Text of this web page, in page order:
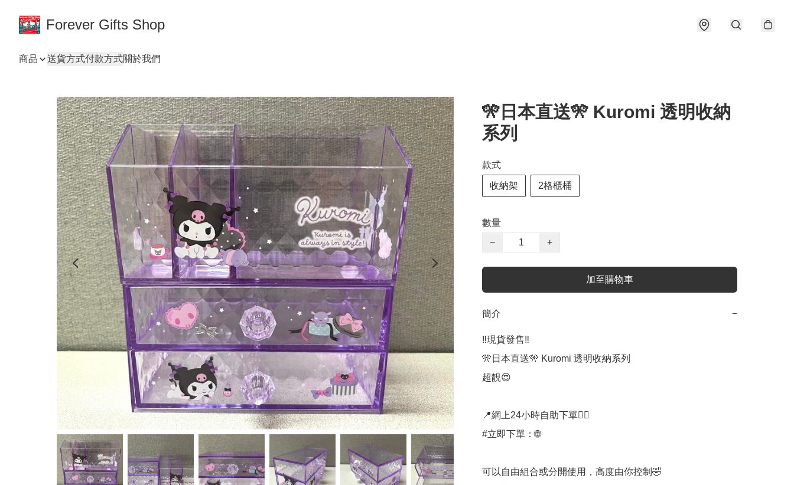
Forever Gifts Shop
商品 送貨方式付款方式關於我們
🎌日本直送🎌 Kuromi 透明收納
系列
款式
收納架 2格櫃桶
數量
−
+
加至購物車
簡介 −
‼️現貨發售‼️
🎌日本直送🎌 Kuromi 透明收納系列
超靚😍
📍網上24小時自助下單👍🏻
#立即下單：🌐
可以自由組合或分開使用，高度由你控制🤣